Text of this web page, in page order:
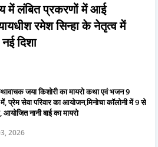
में लंबित प्रकरणों में आई
रमेश सिन्हा के नेतृत्व में
दिशा
जया किशोरी का मायरो कथा एवं भजन 9
प्रेम सेवा परिवार का आयोजन,मिनोचा कॉलोनी में 9 से
नानी बाई का मायरो
2026